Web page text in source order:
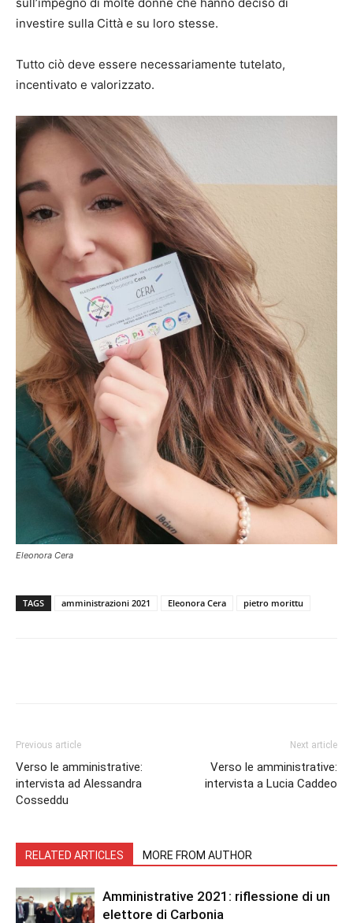
investire sulla Città e su loro stesse.
Tutto ciò deve essere necessariamente tutelato,
incentivato e valorizzato.
Eleonora Cera
TAGS amministrazioni 2021 Eleonora Cera pietro morittu
Previous article
Verso le amministrative:
intervista ad Alessandra
Cosseddu
Next article
Verso le amministrative:
intervista a Lucia Caddeo
RELATED ARTICLES MORE FROM AUTHOR
Amministrative 2021: riflessione di un
elettore di Carbonia